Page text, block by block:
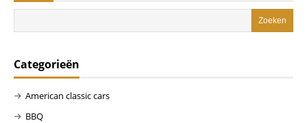
Categorieën
American classic cars
BBQ